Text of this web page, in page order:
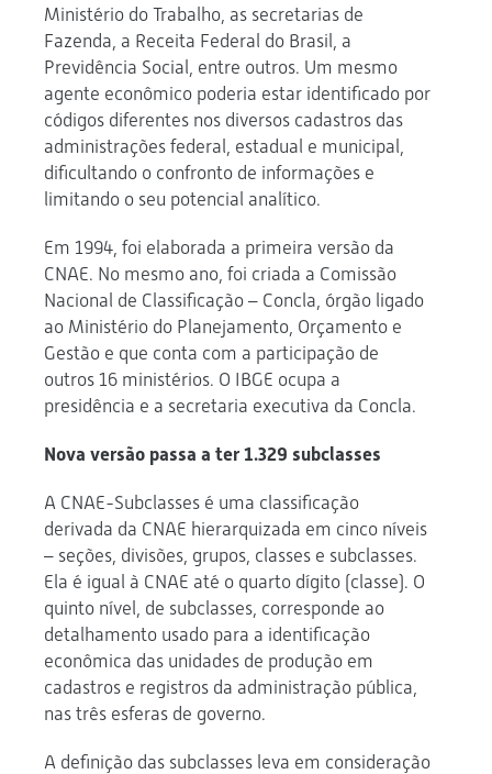
Ministério do Trabalho, as secretarias de
Fazenda, a Receita Federal do Brasil, a
Previdência Social, entre outros. Um mesmo
agente econômico poderia estar identificado por
códigos diferentes nos diversos cadastros das
administrações federal, estadual e municipal,
dificultando o confronto de informações e
limitando o seu potencial analítico.
Em 1994, foi elaborada a primeira versão da
CNAE. No mesmo ano, foi criada a Comissão
Nacional de Classificação – Concla, órgão ligado
ao Ministério do Planejamento, Orçamento e
Gestão e que conta com a participação de
outros 16 ministérios. O IBGE ocupa a
presidência e a secretaria executiva da Concla.
Nova versão passa a ter 1.329 subclasses
A CNAE-Subclasses é uma classificação
derivada da CNAE hierarquizada em cinco níveis
– seções, divisões, grupos, classes e subclasses.
Ela é igual à CNAE até o quarto dígito (classe). O
quinto nível, de subclasses, corresponde ao
detalhamento usado para a identificação
econômica das unidades de produção em
cadastros e registros da administração pública,
nas três esferas de governo.
A definição das subclasses leva em consideração